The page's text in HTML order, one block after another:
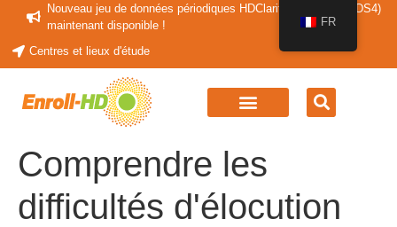
Nouveau jeu de données périodiques HDClarity (HDClarity-PDS4)
maintenant disponible !
Centres et lieux d'étude
Comprendre les
difficultés d'élocution
FR